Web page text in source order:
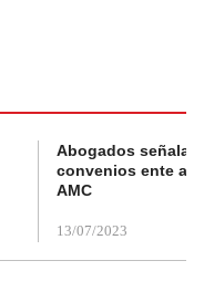
Abogados
convenios ente
AMC
13/07/2023